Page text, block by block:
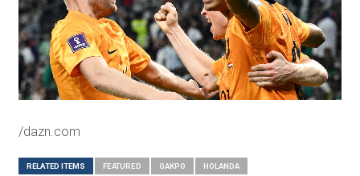
/dazn.com
RELATED ITEMS FEATURED GAKPO HOLANDA